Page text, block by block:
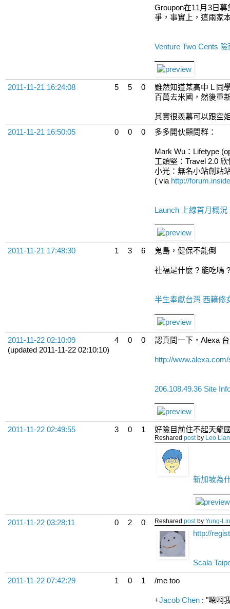
Groupon在11月3日
爭，事實上，這兩家
Venture Two Cents
2011-11-21 16:24:08 5 5 0
雖然知道某高中 L 同
百萬去米國，然後重
其實很羨慕可以跟空
2011-11-21 16:50:05
0 0 0 多多開伙顧問群：
Mark Wu：Lifetype
工頭堅：Travel 2.0
小光：無名小站創站
( via http://
Launch 上線首月概
2011-11-21 17:48:30 1 3 6 鬼島，健保不能倒
社福是什麼 ? 能吃嗎
半生奉獻台灣 西籍修
2011-11-22 02:10:09
(updated 2011-11-22 02:10:10)
4 0 0 認真問一下，Alexa
http://
206.108.49.36 Site
2011-11-22 02:49:55 3 0 1 好險目前住不起天龍
Reshared postby Leo
新加坡為
2011-11-22 03:28:11 0 2 0 Reshared postby Yung-
http://
Scala
2011-11-22 07:42:29 1 0 1 /me too
+Jacob Chen : "嗯啊